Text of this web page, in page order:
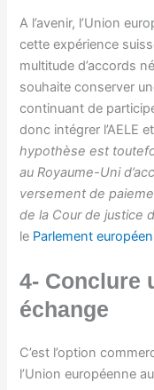
A l’avenir, l’Union
cette expérience
multitude d’accords
souhaite conserver
continuant de
donc intégrer l’AELE
hypothèse est
au Royaume-Uni
versement de
de la Cour de justice
le Parlement européen
4- Conclure
échange
C’est l’option
l’Union européenne